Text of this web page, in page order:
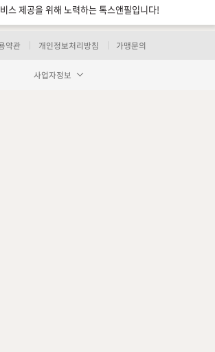
스 제공을 위해 노력하는 톡스앤필입니다!
약관 개인정보처리방침 가맹문의
사업자정보